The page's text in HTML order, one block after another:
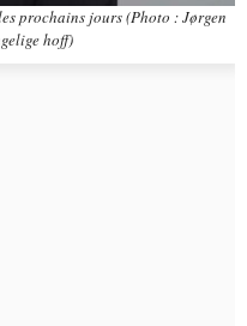
prochains jours (Photo : Jørgen
hoff)